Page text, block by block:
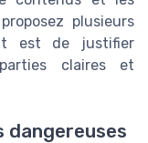
plusieurs
est de justifier
claires et
dangereuses